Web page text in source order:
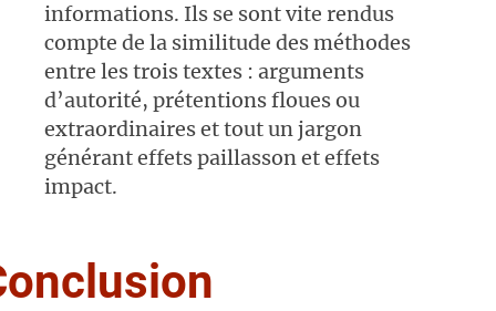
informations. Ils se sont vite rendus
compte de la similitude des méthodes
entre les trois textes : arguments
d’autorité, prétentions floues ou
extraordinaires et tout un jargon
générant effets paillasson et effets
impact.